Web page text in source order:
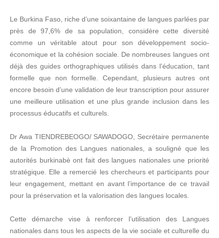
Le Burkina Faso, riche d’une soixantaine de langues parlées par
près de 97,6% de sa population, considère cette diversité
comme un véritable atout pour son développement socio-
économique et la cohésion sociale. De nombreuses langues ont
déjà des guides orthographiques utilisés dans l’éducation, tant
formelle que non formelle. Cependant, plusieurs autres ont
encore besoin d’une validation de leur transcription pour assurer
une meilleure utilisation et une plus grande inclusion dans les
processus éducatifs et culturels.
Dr Awa TIENDREBEOGO/ SAWADOGO, Secrétaire permanente
de la Promotion des Langues nationales, a souligné que les
autorités burkinabè ont fait des langues nationales une priorité
stratégique. Elle a remercié les chercheurs et participants pour
leur engagement, mettant en avant l’importance de ce travail
pour la préservation et la valorisation des langues locales.
Cette démarche vise à renforcer l’utilisation des Langues
nationales dans tous les aspects de la vie sociale et culturelle du